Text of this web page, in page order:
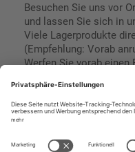
Besuchen Sie uns vor
und lassen Sie sich in
Viele Lagerprodukte
(Empfehlung: Vorab
Werfen Sie vorab
Impressum